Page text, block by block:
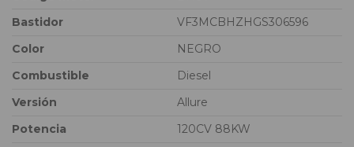
Bastidor
VF3MCBHZHGS306596
Color
NEGRO
Combustible
Diesel
Versión
Allure
Potencia
120CV 88KW